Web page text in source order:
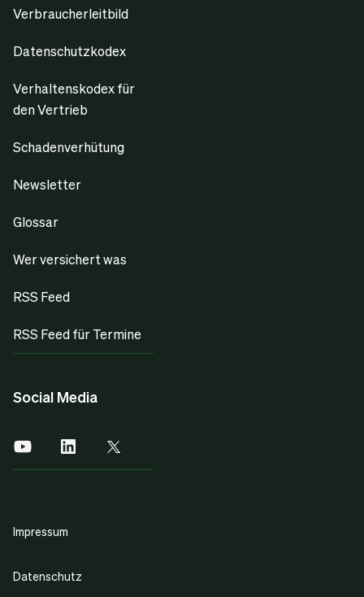
Verbraucherleitbild
Datenschutzkodex
Verhaltenskodex für
den Vertrieb
Schadenverhütung
Newsletter
Glossar
Wer versichert was
RSS Feed
RSS Feed für Termine
Social Media
Impressum
Datenschutz